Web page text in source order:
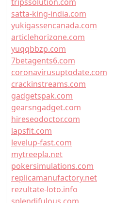
satta-king-india.com
yukigassencanada.com
articlehorizone.com
yuqqbbzp.com
7betagents6.com
coronavirusuptodate.com
crackinstreams.com
gadgetspak.com
gearsngadget.com
hireseodoctor.com
lapsfit.com
levelup-fast.com
mytreepla.net
pokersimulations.com
replicamanufactory.net
rezultate-loto.info